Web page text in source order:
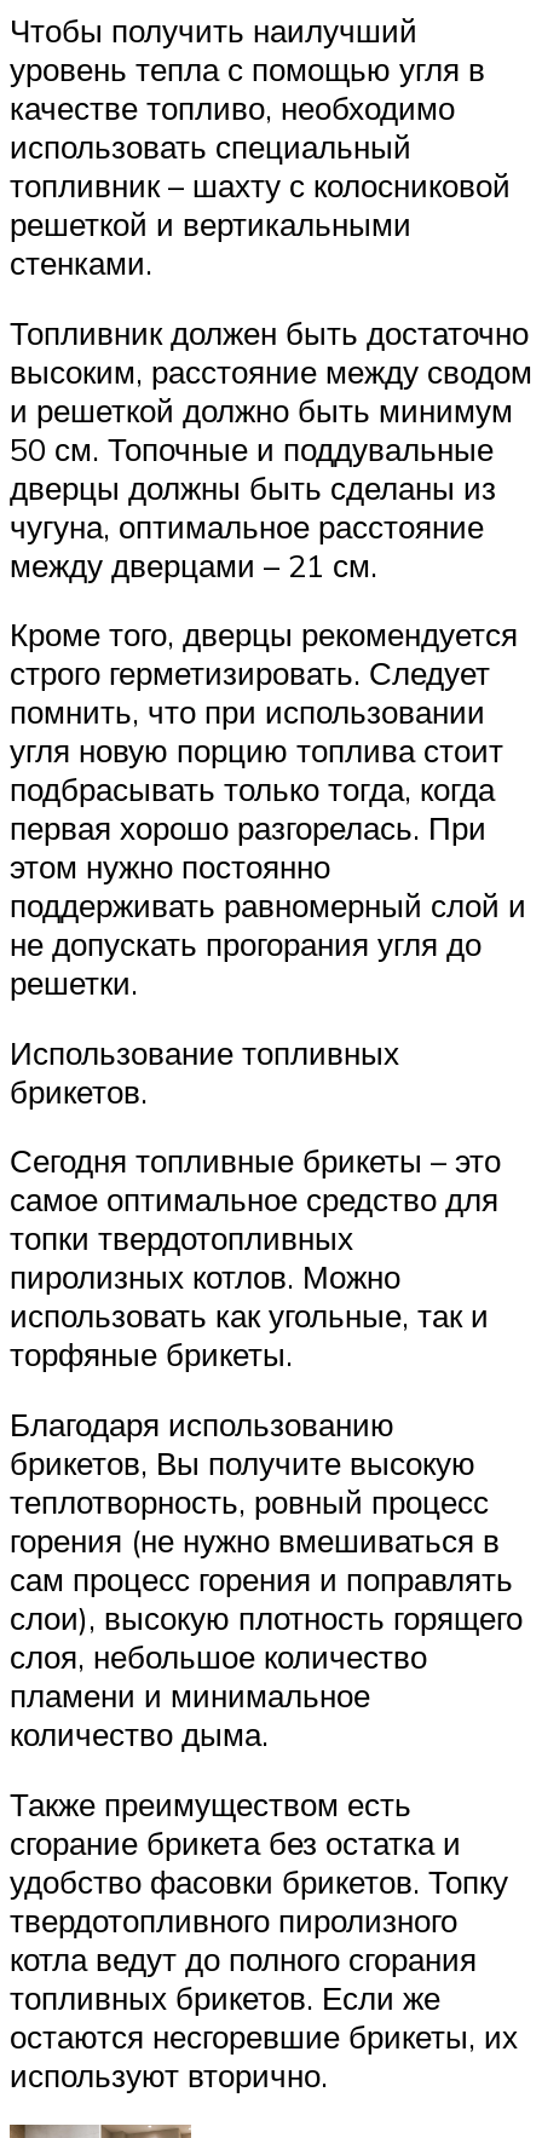
Чтобы получить наилучший
уровень тепла с помощью угля в
качестве топливо, необходимо
использовать специальный
топливник – шахту с колосниковой
решеткой и вертикальными
стенками.
Топливник должен быть достаточно
высоким, расстояние между сводом
и решеткой должно быть минимум
50 см. Топочные и поддувальные
дверцы должны быть сделаны из
чугуна, оптимальное расстояние
между дверцами – 21 см.
Кроме того, дверцы рекомендуется
строго герметизировать. Следует
помнить, что при использовании
угля новую порцию топлива стоит
подбрасывать только тогда, когда
первая хорошо разгорелась. При
этом нужно постоянно
поддерживать равномерный слой и
не допускать прогорания угля до
решетки.
Использование топливных
брикетов.
Сегодня топливные брикеты – это
самое оптимальное средство для
топки твердотопливных
пиролизных котлов. Можно
использовать как угольные, так и
торфяные брикеты.
Благодаря использованию
брикетов, Вы получите высокую
теплотворность, ровный процесс
горения (не нужно вмешиваться в
сам процесс горения и поправлять
слои), высокую плотность горящего
слоя, небольшое количество
пламени и минимальное
количество дыма.
Также преимуществом есть
сгорание брикета без остатка и
удобство фасовки брикетов. Топку
твердотопливного пиролизного
котла ведут до полного сгорания
топливных брикетов. Если же
остаются несгоревшие брикеты, их
используют вторично.